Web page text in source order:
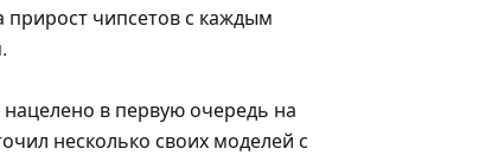
прирост чипсетов с каждым
в первую очередь на
несколько своих моделей с